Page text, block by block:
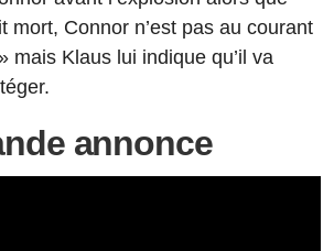
mort, Connor n’est pas au courant
mais Klaus lui indique qu’il va
annonce